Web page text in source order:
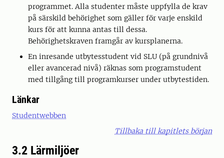
programmet. Alla studenter måste uppfylla de krav
på särskild behörighet som gäller för varje enskild
kurs för att kunna antas till dessa.
Behörighetskraven framgår av kursplanerna.
En inresande utbytesstudent vid SLU (på grundnivå
eller avancerad nivå) räknas som programstudent
med tillgång till programkurser under utbytestiden.
Länkar
Studentwebben
Tillbaka till kapitlets början
3.2 Lärmiljöer